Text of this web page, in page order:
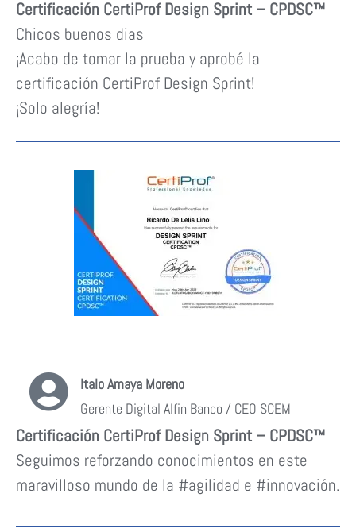
Certificación CertiProf Design Sprint – CPDSC™
Chicos buenos dias
¡Acabo de tomar la prueba y aprobé la
certificación CertiProf Design Sprint!
¡Solo alegría!
Italo Amaya Moreno
Gerente Digital Alfin Banco / CEO SCEM
Certificación CertiProf Design Sprint – CPDSC™
Seguimos reforzando conocimientos en este
maravilloso mundo de la #agilidad e #innovación.